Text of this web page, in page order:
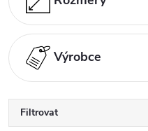
Výrobce
Filtrovat